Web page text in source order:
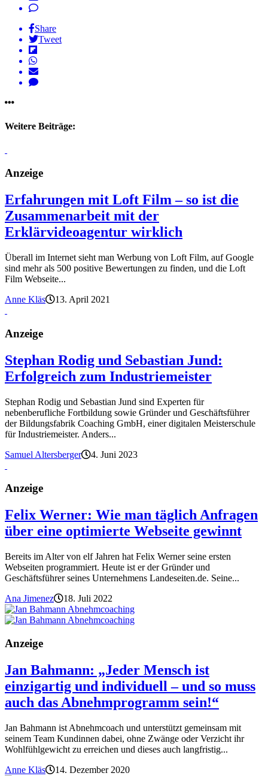
Share
Tweet
Weitere Beiträge:
Anzeige
Erfahrungen mit Loft Film – so ist die
Zusammenarbeit mit der
Erklärvideoagentur wirklich
Überall im Internet sieht man Werbung von Loft Film, auf Google
sind mehr als 500 positive Bewertungen zu finden, und die Loft
Film Webseite...
Anne Kläs
13. April 2021
Anzeige
Stephan Rodig und Sebastian Jund:
Erfolgreich zum Industriemeister
Stephan Rodig und Sebastian Jund sind Experten für
nebenberufliche Fortbildung sowie Gründer und Geschäftsführer
der Bildungsfabrik Coaching GmbH, einer digitalen Meisterschule
für Industriemeister. Anders...
Samuel Altersberger
4. Juni 2023
Anzeige
Felix Werner: Wie man täglich Anfragen
über eine optimierte Webseite gewinnt
Bereits im Alter von elf Jahren hat Felix Werner seine ersten
Webseiten programmiert. Heute ist er der Gründer und
Geschäftsführer seines Unternehmens Landeseiten.de. Seine...
Ana Jimenez
18. Juli 2022
Anzeige
Jan Bahmann: „Jeder Mensch ist
einzigartig und individuell – und so muss
auch das Abnehmprogramm sein!“
Jan Bahmann ist Abnehmcoach und unterstützt gemeinsam mit
seinem Team Kundinnen dabei, ohne Zwänge oder Verzicht ihr
Wohlfühlgewicht zu erreichen und dieses auch langfristig...
Anne Kläs
14. Dezember 2020